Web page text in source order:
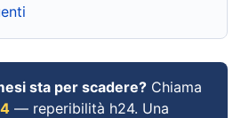
sta per scadere? Chiama
— reperibilità h24. Una